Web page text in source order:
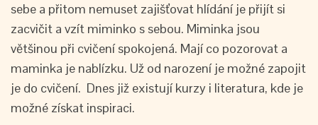
sebe a přitom nemuset zajišťovat hlídání je přijít si
zacvičit a vzít miminko s sebou. Miminka jsou
většinou při cvičení spokojená. Mají co pozorovat a
maminka je nablízku. Už od narození je možné zapojit
je do cvičení. Dnes již existují kurzy i literatura, kde je
možné získat inspiraci.